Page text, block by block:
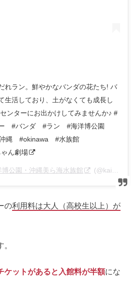
れラン。鮮やかなバンダの花たち! バ
生活しており、土がなくても成長し
ンターにお出かけしてみませんか♪ #
ー #バンダ #ラン #海洋博公園
縄 #okinawa #水族館
ん劇場
博公園・沖縄美ら海水族館 (@kaiyohaku_churaumi) on
の利用料は大人（高校生以上）が
。
ケットがあると入館料が半額にな